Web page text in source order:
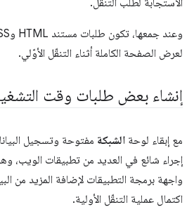
الاستجابة لطلب التنقّل.
لعرض الصفحة الكاملة أثناء التنقّل الأوّلي.
إنشاء بعض طلبات وقت
مع إبقاء لوحة الشبكة مفتوحة وتسجيل
إجراء شائع في العديد من تطبيقات الويب،
واجهة برمجة التطبيقات لإضافة المزيد من
اكتمال عملية التنقّل الأولية.